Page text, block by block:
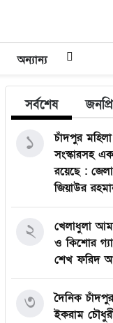
অন্যান্য
সর্বশেষ
চাঁদপুর
সংস্কারসহ
রয়েছে :
জিয়াউর
১
খেলাধুলা
ও কিশোর
শেখ ফরিদ
২
দৈনিক
ইকরাম
৩